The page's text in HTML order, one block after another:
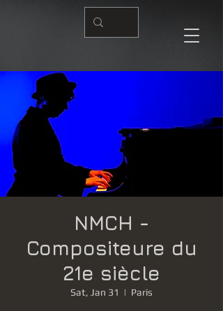
NMCH -
Compositeure du
21e siècle
Sat, Jan 31
  |
Paris